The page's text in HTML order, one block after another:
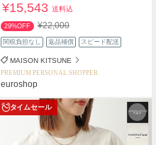
¥15,543送料込
29%OFF ¥22,000
関税負担なし 返品補償 スピード配送
MAISON KITSUNE
PREMIUM PERSONAL SHOPPER
euroshop
タイムセール